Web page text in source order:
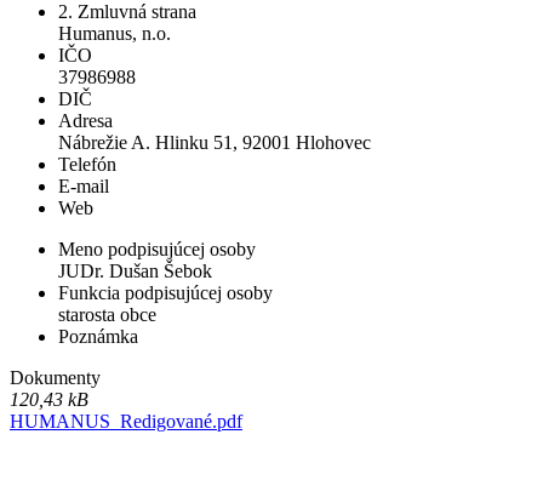
2. Zmluvná strana
Humanus, n.o.
IČO
37986988
DIČ
Adresa
Nábrežie A. Hlinku 51, 92001 Hlohovec
Telefón
E-mail
Web
Meno podpisujúcej osoby
JUDr. Dušan Šebok
Funkcia podpisujúcej osoby
starosta obce
Poznámka
Dokumenty
120,43 kB
HUMANUS_Redigované.pdf